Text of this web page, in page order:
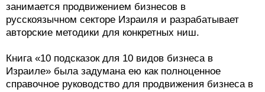
занимается продвижением бизнесов в
русскоязычном секторе Израиля и разрабатывает
авторские методики для конкретных ниш.
Книга «10 подсказок для 10 видов бизнеса в
Израиле» была задумана ею как полноценное
справочное руководство для продвижения бизнеса в